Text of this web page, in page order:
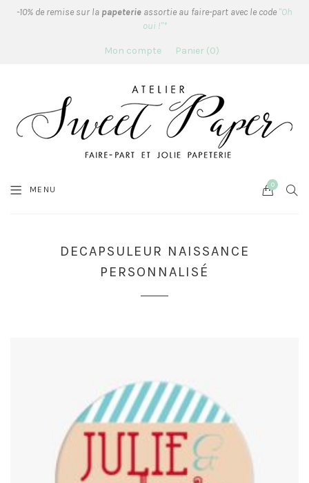
-10% de remise sur la papeterie assortie au faire-part avec le code "Oh
oui !"*
Mon compte Panier 0
MENU Cart
0
DECAPSULEUR NAISSANCE
PERSONNALISÉ